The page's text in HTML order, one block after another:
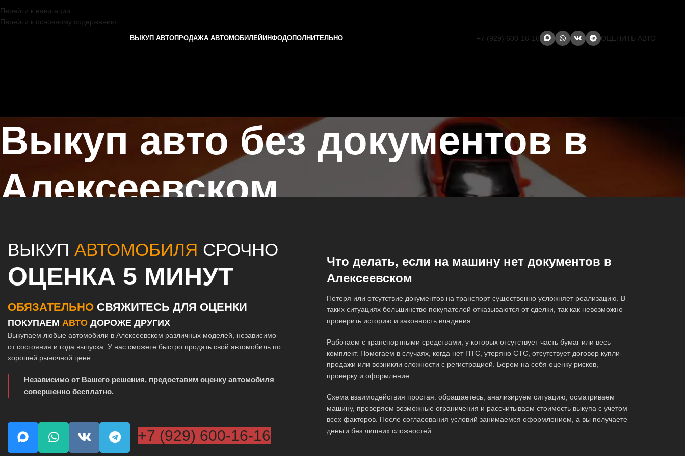
Перейти к навигации
Перейти к основному содержанию
ВЫКУП АВТОПРОДАЖА АВТОМОБИЛЕЙ ИНФОДОПОЛНИТЕЛЬНО +7 (929) 600-16-16 ОЦЕНИТЬ АВТО
Выкуп авто без документов в
Алексеевском
ВЫКУП АВТОМОБИЛЯ СРОЧНО
ОЦЕНКА 5 МИНУТ
ОБЯЗАТЕЛЬНО СВЯЖИТЕСЬ ДЛЯ ОЦЕНКИ
ПОКУПАЕМ АВТО ДОРОЖЕ ДРУГИХ
Выкупаем любые автомобили в Алексеевском различных моделей, независимо
от состояния и года выпуска. У нас сможете быстро продать свой автомобиль по
хорошей рыночной цене.
Независимо от Вашего решения, предоставим оценку автомобиля
совершенно бесплатно.
+7 (929) 600-16-16
Что делать, если на машину нет документов в
Алексеевском
Потеря или отсутствие документов на транспорт существенно усложняет реализацию. В
таких ситуациях большинство покупателей отказываются от сделки, так как невозможно
проверить историю и законность владения.
Работаем с транспортными средствами, у которых отсутствует часть бумаг или весь
комплект. Помогаем в случаях, когда нет ПТС, утеряно СТС, отсутствует договор купли-
продажи или возникли сложности с регистрацией. Берем на себя оценку рисков,
проверку и оформление.
Схема взаимодействия простая: обращаетесь, анализируем ситуацию, осматриваем
машину, проверяем возможные ограничения и рассчитываем стоимость выкупа с учетом
всех факторов. После согласования условий занимаемся оформлением, а вы получаете
деньги без лишних сложностей.